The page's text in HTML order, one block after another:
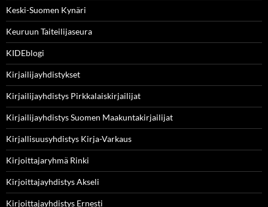
Keski-Suomen Kynäri
Keuruun Taiteilijaseura
KIDEblogi
Kirjailijayhdistykset
Kirjailijayhdistys Pirkkalaiskirjailijat
Kirjailijayhdistys Suomen Maakuntakirjailijat
Kirjallisuusyhdistys Kirja-Varkaus
Kirjoittajaryhmä Rinki
Kirjoittajayhdistys Akseli
Kirjoittajayhdistys Ernesti